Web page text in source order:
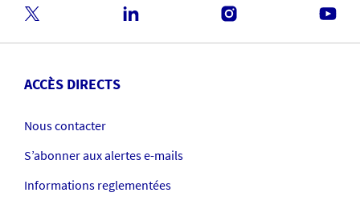
ACCÈS DIRECTS
Nous contacter
S’abonner aux alertes e-mails
Informations reglementées